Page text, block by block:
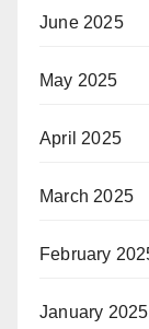
June 2025
May 2025
April 2025
March 2025
February
January 2025